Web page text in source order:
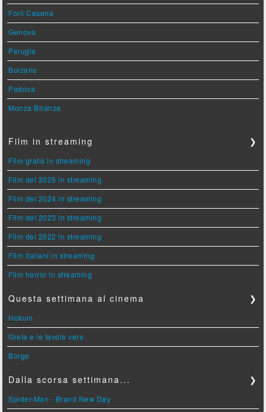
Forlì Cesena
Genova
Perugia
Bolzano
Padova
Monza Brianza
Film in streaming ❯
Film gratis in streaming
Film del 2025 in streaming
Film del 2024 in streaming
Film del 2023 in streaming
Film del 2022 in streaming
Film italiani in streaming
Film horror in streaming
Questa settimana al cinema ❯
Hokum
Greta e le favole vere
Borgo
Dalla scorsa settimana... ❯
Spider-Man - Brand New Day